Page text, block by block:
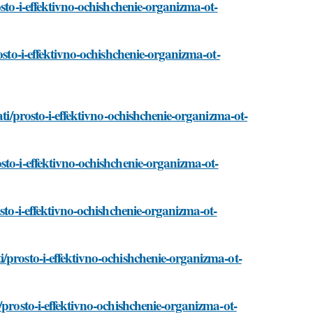
i-effektivno-ochishchenie-organizma-ot-
i-effektivno-ochishchenie-organizma-ot-
prosto-i-effektivno-ochishchenie-organizma-ot-
i-effektivno-ochishchenie-organizma-ot-
i-effektivno-ochishchenie-organizma-ot-
i-effektivno-ochishchenie-organizma-ot-
i-effektivno-ochishchenie-organizma-ot-